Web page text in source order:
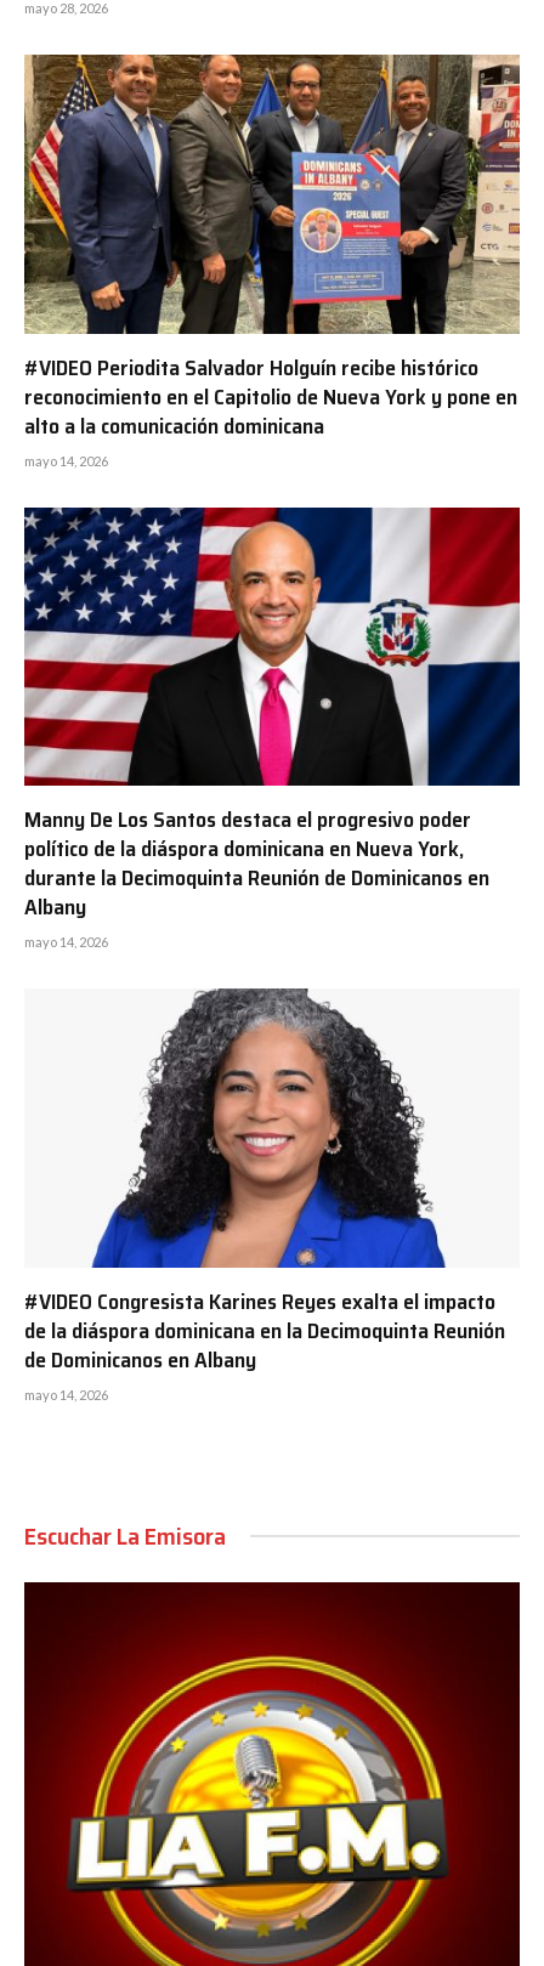
mayo 28, 2026
#VIDEO Periodita Salvador Holguín recibe histórico
reconocimiento en el Capitolio de Nueva York y pone en
alto a la comunicación dominicana
mayo 14, 2026
Manny De Los Santos destaca el progresivo poder
político de la diáspora dominicana en Nueva York,
durante la Decimoquinta Reunión de Dominicanos en
Albany
mayo 14, 2026
#VIDEO Congresista Karines Reyes exalta el impacto
de la diáspora dominicana en la Decimoquinta Reunión
de Dominicanos en Albany
mayo 14, 2026
Escuchar La Emisora